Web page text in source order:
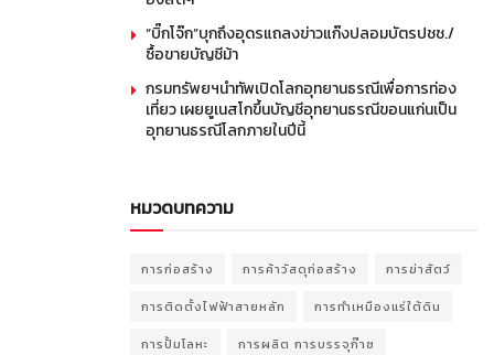
“บิ๊กโจ๊ก”บุกถึงอุดรแถลงข่าวแก๊งปลอมบัตรปชช./
ซื้อขายบัญชีม้า
กรมทรัพยฯนำทัพเปิดโลกอุทยานธรณีเพื่อการท่อง
เที่ยว เผยยูเนสโกขึ้นบัญชีอุทยานธรณีขอนแก่นเป็น
อุทยานธรณีโลกภายในปีนี้
หมวดบทความ
การก่อสร้าง การค้าวัสดุก่อสร้าง การฆ่าสัตว์
การติดตั้งไฟฟ้าสายหลัก การทำเหมืองแร่ใต้ดิน
การปั้มโลหะ การผลิต การบรรจุก๊าซ